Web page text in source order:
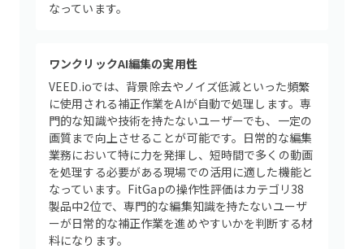
なっています。
ワンクリックAI編集の実用性
VEED.ioでは、背景除去やノイズ低減といった頻繁
に使用される補正作業をAIが自動で処理します。専
門的な知識や技術を持たないユーザーでも、一定の
画質まで向上させることが可能です。日常的な編集
業務において特に力を発揮し、短時間で多くの動画
を処理する必要がある現場での活用に適した機能と
なっています。FitGapの操作性評価はカテゴリ38
製品中2位で、専門的な編集知識を持たないユーザ
ーが日常的な補正作業を進めやすいかを判断する材
料になります。